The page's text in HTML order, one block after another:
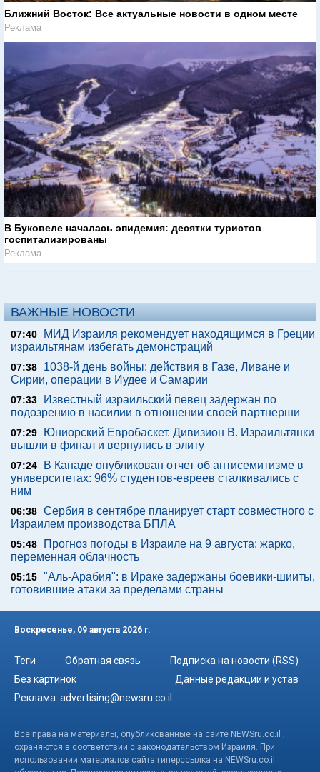
Ближний Восток: Все актуальные новости в одном месте
Реклама
В Буковеле началась эпидемия: десятки туристов
госпитализированы
Реклама
ВАЖНЫЕ НОВОСТИ
07:40
МИД Израиля рекомендует находящимся в Греции
израильтянам избегать демонстраций
07:38
1038-й день войны: действия в Газе, Ливане и
Сирии, операции в Иудее и Самарии
07:33
Известный израильский певец задержан по
подозрению в насилии в отношении своей партнерши
07:29
Юниорский Евробаскет. Дивизион В. Израильтянки
вышли в финал и вернулись в элиту
07:24
В Канаде опубликован отчет об антисемитизме в
университетах: 96% студентов-евреев сталкивались с
ним
06:38 Сербия в сентябре планирует старт совместного с
Израилем производства БПЛА
05:48
Прогноз погоды в Израиле на 9 августа: жарко,
переменная облачность
05:15 "Аль-Арабия": в Ираке задержаны боевики-шииты,
готовившие атаки за пределами страны
Воскресенье, 09 августа 2026 г.
Теги Обратная связь
Подписка на новости (RSS)
Без картинок
Данные редакции и устав
Реклама: advertising@newsru.co.il
Все права на материалы, опубликованные на сайте NEWSru.co.il ,
охраняются в соответствии с законодательством Израиля. При
использовании материалов сайта гиперссылка на NEWSru.co.il